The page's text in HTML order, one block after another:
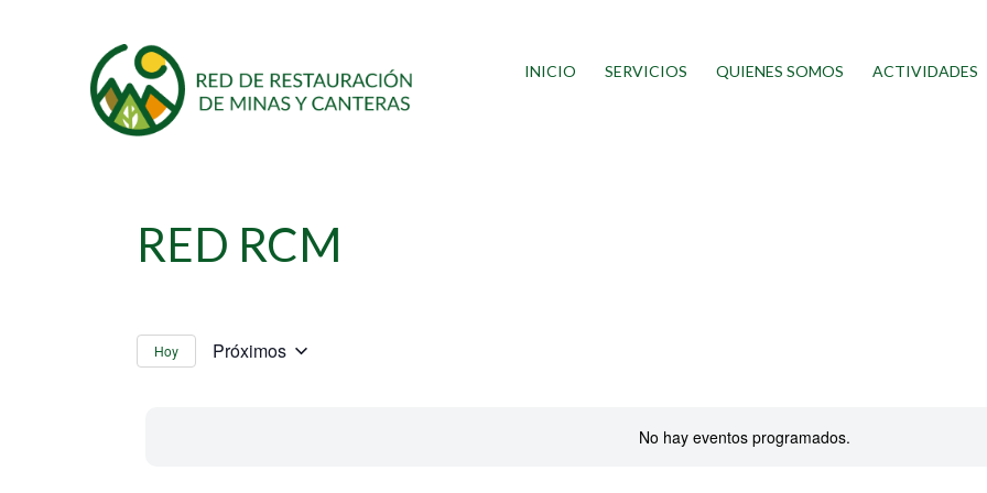
INICIO SERVICIOS QUIENES SOMOS ACTIVIDADES
RED RCM
No hay eventos programados.
Hoy Próximos